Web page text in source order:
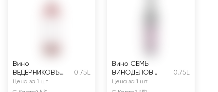
Вино
ВЕДЕРНИКОВЪ
Красностоп Розе
Долина Дона
0.75L
Цена за 1 шт
Вино СЕМЬ
ВИНОДЕЛОВ
красное
полусладкое
0.75L
Цена за 1 шт